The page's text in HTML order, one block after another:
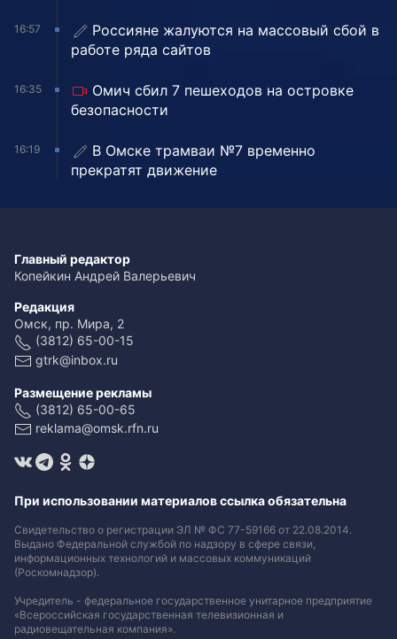
16:57
Россияне жалуются на массовый сбой в
работе ряда сайтов
16:35
Омич сбил 7 пешеходов на островке
безопасности
16:19
В Омске трамваи №7 временно
прекратят движение
Главный редактор
Копейкин Андрей Валерьевич
Редакция
Омск, пр. Мира, 2
(3812) 65-00-15
gtrk@inbox.ru
Размещение рекламы
(3812) 65-00-65
reklama@omsk.rfn.ru
При использовании материалов ссылка обязательна
Свидетельство о регистрации ЭЛ № ФС 77-59166 от 22.08.2014.
Выдано Федеральной службой по надзору в сфере связи,
информационных технологий и массовых коммуникаций
(Роскомнадзор).
Учредитель - федеральное государственное унитарное предприятие
«Всероссийская государственная телевизионная и
радиовещательная компания».